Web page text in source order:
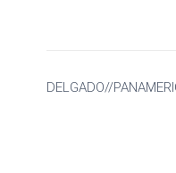
DELGADO//